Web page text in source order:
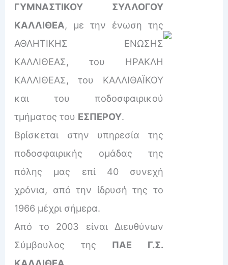
ΓΥΜΝΑΣΤΙΚΟΥ ΣΥΛΛΟΓΟΥ
ΚΑΛΛΙΘΕΑ, με την ένωση της
ΑΘΛΗΤΙΚΗΣ ΕΝΩΣΗΣ
ΚΑΛΛΙΘΕΑΣ, του ΗΡΑΚΛΗ
ΚΑΛΛΙΘΕΑΣ, του ΚΑΛΛΙΘΑΪΚΟΥ
και του ποδοσφαιρικού
τμήματος του ΕΣΠΕΡΟΥ.
Βρίσκεται στην υπηρεσία της
ποδοσφαιρικής ομάδας της
πόλης μας επί 40 συνεχή
χρόνια, από την ίδρυσή της το
1966 μέχρι σήμερα.
Από το 2003 είναι Διευθύνων
Σύμβουλος της ΠΑΕ Γ.Σ.